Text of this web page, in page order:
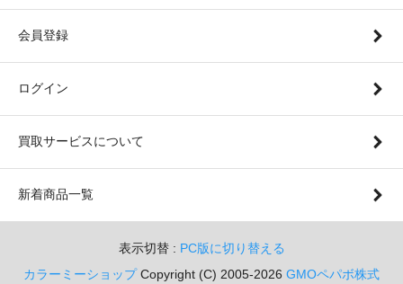
会員登録
ログイン
買取サービスについて
新着商品一覧
表示切替 : PC版に切り替える
カラーミーショップCopyright (C) 2005-2026 GMOペパボ株式